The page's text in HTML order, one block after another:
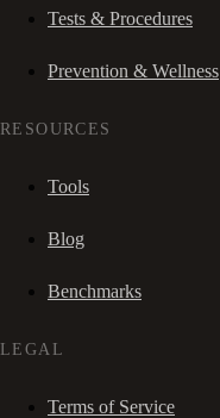
Tests & Procedures
Prevention & Wellness
RESOURCES
Tools
Blog
Benchmarks
LEGAL
Terms of Service